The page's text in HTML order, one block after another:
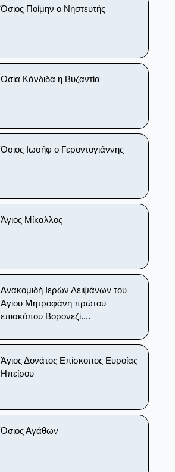
Όσιος Ποίμην ο Νηστευτής
Οσία Κάνδιδα η Βυζαντία
Όσιος Ιωσήφ ο Γεροντογιάννης
Άγιος Μίκαλλος
Ανακομιδή Ιερών Λειψάνων του
Αγίου Μητροφάνη πρώτου
επισκόπου Βορονεζί....
Άγιος Δονάτος Επίσκοπος Ευροίας
Ηπείρου
Όσιος Αγάθων